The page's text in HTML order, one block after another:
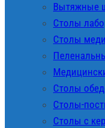
Вытяжные
Столы
Столы
Столы
Столы-
Столы с